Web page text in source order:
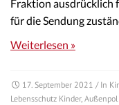
Fraktion ausdrücklich
für die Sendung
Weiterlesen »
17. September 2021 / In
Lebensschutz Kinder,